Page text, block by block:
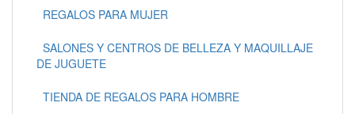
REGALOS PARA MUJER
SALONES Y CENTROS DE BELLEZA Y MAQUILLAJE
DE JUGUETE
TIENDA DE REGALOS PARA HOMBRE